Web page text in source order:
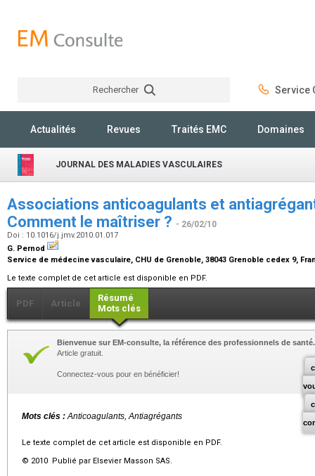
Rechercher Service
Actualités Revues Traités EMC Domaines
JOURNAL DES MALADIES VASCULAIRES
Associations anticoagulants et
Comment le maîtriser ? - 26/02/10
Doi : 10.1016/j.jmv.2010.01.017
G. Pernod
Service de médecine vasculaire, CHU de Grenoble, 38043 Grenoble cedex 9,
Le texte complet de cet article est disponible en PDF.
PDF Article
Résumé
Mots clés
Bienvenue sur EM-consulte, la référence des professionnels de santé.
Article gratuit.
Connectez-vous pour en bénéficier!
Mots clés : Anticoagulants, Antiagrégants
Le texte complet de cet article est disponible en PDF.
© 2010 Publié par Elsevier Masson SAS.